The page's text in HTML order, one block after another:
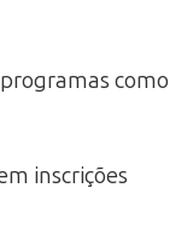
como
inscrições